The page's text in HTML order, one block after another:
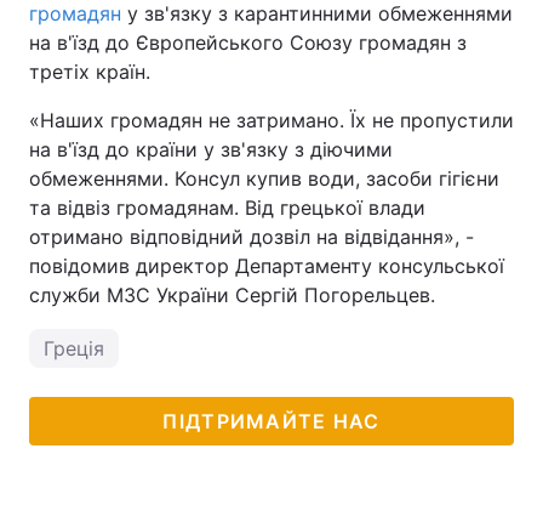
громадян у зв'язку з карантинними обмеженнями
на в'їзд до Європейського Союзу громадян з
третіх країн.
«Наших громадян не затримано. Їх не пропустили
на в'їзд до країни у зв'язку з діючими
обмеженнями. Консул купив води, засоби гігієни
та відвіз громадянам. Від грецької влади
отримано відповідний дозвіл на відвідання», -
повідомив директор Департаменту консульської
служби МЗС України Сергій Погорельцев.
Греція
ПІДТРИМАЙТЕ НАС